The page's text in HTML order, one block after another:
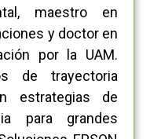
maestro en
y doctor en
por la UAM.
de trayectoria
estrategias de
para grandes